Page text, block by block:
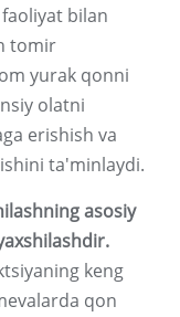
bilan
tomir
yurak qonni
olatni
erishish va
ta'minlaydi.
asosiy
keng
qon